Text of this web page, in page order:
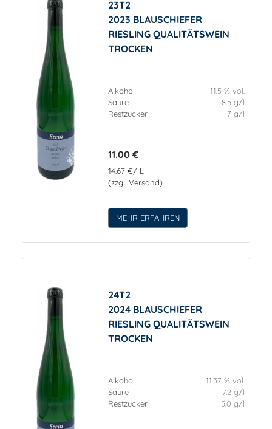
23T2
2023 BLAUSCHIEFER
RIESLING QUALITÄTSWEIN
TROCKEN
Alkohol
11.5 % vol.
Säure
8.5 g/l
Restzucker
7 g/l
11.00 €
14.67 €/ L
(zzgl. Versand)
MEHR ERFAHREN
24T2
2024 BLAUSCHIEFER
RIESLING QUALITÄTSWEIN
TROCKEN
Alkohol
11.37 % vol.
Säure
7.2 g/l
Restzucker
5.0 g/l